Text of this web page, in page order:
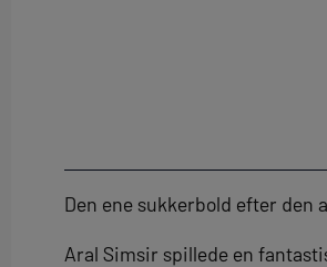
Den ene sukkerbold efter den
Aral Simsir spillede en